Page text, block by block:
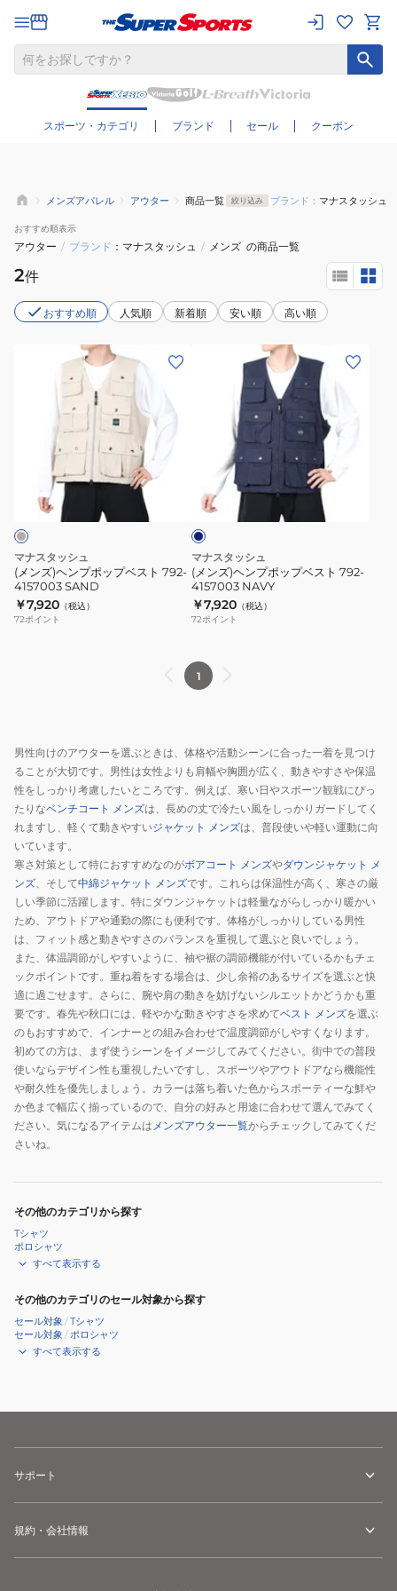
スポーツ・カテゴリ ブランド セール クーポン
さらに絞り込む
メンズアパレル アウター 商品一覧 絞り込み ブランド： マナスタッシュ
おすすめ順表示
アウター / ブランド マナスタッシュ / メンズ の商品一覧
2件
おすすめ順 人気順 新着順 安い順 高い順
プ
ベ
ス
ト
792-
マナスタッシュ
(メンズ)ヘンプポップベスト 792-
4157003 SAND
￥7,920 （税込）
72ポイント
プ
ベ
ス
ト
792-
ネ
ビ
ー
マナスタッシュ
(メンズ)ヘンプポップベスト 792-
4157003 NAVY
￥7,920 （税込）
72ポイント
1
男性向けのアウターを選ぶときは、体格や活動シーンに合った一着を見つけ
ることが大切です。男性は女性よりも肩幅や胸囲が広く、動きやすさや保温
性をしっかり考慮したいところです。例えば、寒い日やスポーツ観戦にぴっ
たりなベンチコート メンズは、長めの丈で冷たい風をしっかりガードしてく
れますし、軽くて動きやすいジャケット メンズは、普段使いや軽い運動に向
いています。
寒さ対策として特におすすめなのがボアコート メンズやダウンジャケット メ
ンズ、そして中綿ジャケット メンズです。これらは保温性が高く、寒さの厳
しい季節に活躍します。特にダウンジャケットは軽量ながらしっかり暖かい
ため、アウトドアや通勤の際にも便利です。体格がしっかりしている男性
は、フィット感と動きやすさのバランスを重視して選ぶと良いでしょう。
また、体温調節がしやすいように、袖や裾の調節機能が付いているかもチェ
ックポイントです。重ね着をする場合は、少し余裕のあるサイズを選ぶと快
適に過ごせます。さらに、腕や肩の動きを妨げないシルエットかどうかも重
要です。春先や秋口には、軽やかな動きやすさを求めてベスト メンズを選ぶ
のもおすすめで、インナーとの組み合わせで温度調節がしやすくなります。
初めての方は、まず使うシーンをイメージしてみてください。街中での普段
使いならデザイン性も重視したいですし、スポーツやアウトドアなら機能性
や耐久性を優先しましょう。カラーは落ち着いた色からスポーティーな鮮や
か色まで幅広く揃っているので、自分の好みと用途に合わせて選んでみてく
ださい。気になるアイテムは メンズアウター一覧からチェックしてみてくだ
さいね。
その他のカテゴリから探す
Tシャツ
ポロシャツ
すべて表示する
その他のカテゴリのセール対象から探す
セール対象 /Tシャツ
セール対象 /ポロシャツ
すべて表示する
サポート
規約・会社情報